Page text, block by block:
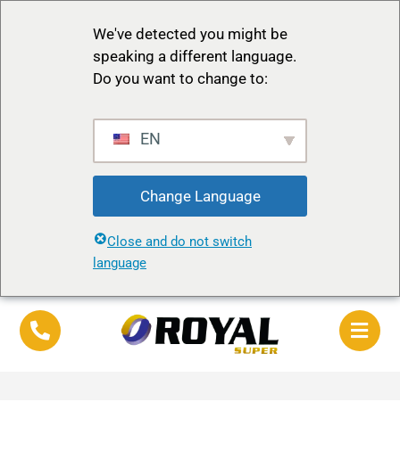
We've detected you might be
speaking a different language.
Do you want to change to:
EN
Change Language
Close and do not switch
language